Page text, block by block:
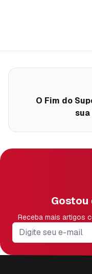
O Fim do
sua
Receba mais artigos